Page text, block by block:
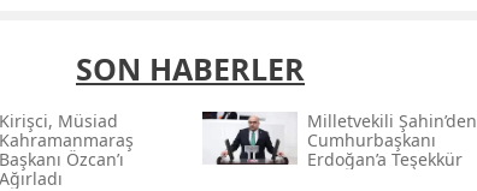
SON HABERLER
Kirişci, Müsi̇ad
Kahramanmaraş
Başkanı Özcan’ı
Ağırladı
Milletvekili Şahin’den
Cumhurbaşkanı
Erdoğan’a Teşekkür